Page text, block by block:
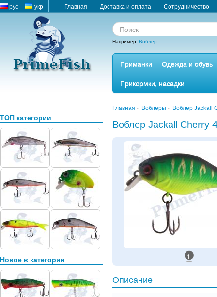
рус укр Главная Доставка и оплата Сотрудничество
Например, Воблер
Приманки
Одежда и обувь
Прикормки, насадки
ТОП категории
Новое в категории
Главная » Воблеры » Воблер Jackall
Воблер Jackall Cherry
1
Описание